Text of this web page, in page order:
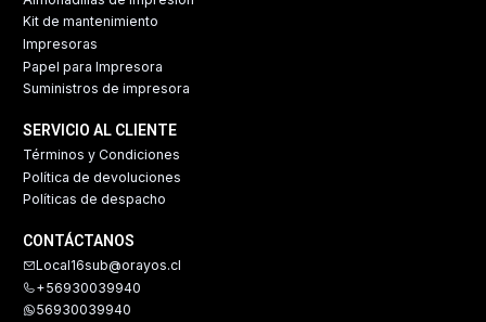
Kit de mantenimiento
Impresoras
Papel para Impresora
Suministros de impresora
SERVICIO AL CLIENTE
Términos y Condiciones
Política de devoluciones
Políticas de despacho
CONTÁCTANOS
Local16sub@orayos.cl
+56930039940
56930039940